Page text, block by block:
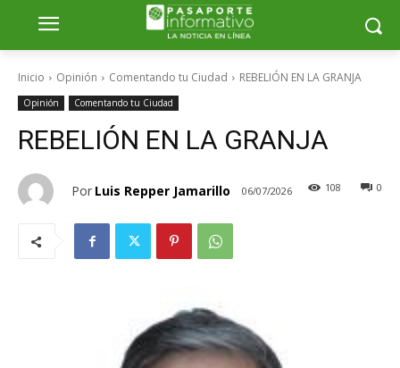
Inicio Opinión Comentando tu Ciudad REBELIÓN EN LA GRANJA
Opinión Comentando tu Ciudad
REBELIÓN EN LA GRANJA
Por Luis Repper Jamarillo 06/07/2026 0
108